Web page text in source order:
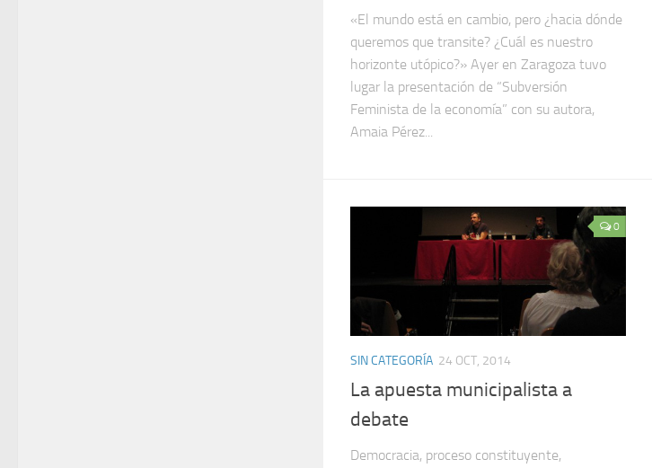
«El mundo está en cambio, pero ¿hacia dónde
queremos que transite? ¿Cuál es nuestro
horizonte utópico?» Ayer en Zaragoza tuvo
lugar la presentación de “Subversión
Feminista de la economía” con su autora,
Amaia Pérez...
0
SIN CATEGORÍA 24 OCT, 2014
La apuesta municipalista a
debate
Democracia, proceso constituyente,